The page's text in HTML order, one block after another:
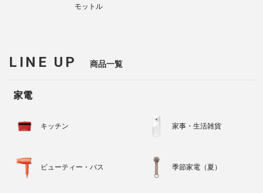
モットル
LINE UP 商品一覧
家電
キッチン 家事・生活雑貨
ビューティー・バス 季節家電（夏）